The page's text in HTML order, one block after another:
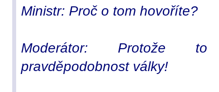
Ministr: Proč o tom hovoříte?
Moderátor: Protože to
pravděpodobnost války!